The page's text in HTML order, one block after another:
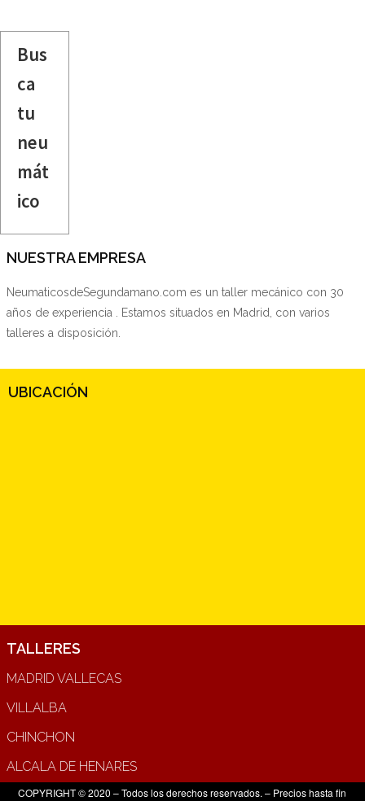
Bus
ca
tu
neu
mát
ico
NUESTRA EMPRESA
NeumaticosdeSegundamano.com es un taller mecánico con 30
años de experiencia . Estamos situados en Madrid, con varios
talleres a disposición.
UBICACIÓN
TALLERES
MADRID VALLECAS
VILLALBA
CHINCHON
ALCALA DE HENARES
COPYRIGHT © 2020 – Todos los derechos reservados. – Precios hasta fin